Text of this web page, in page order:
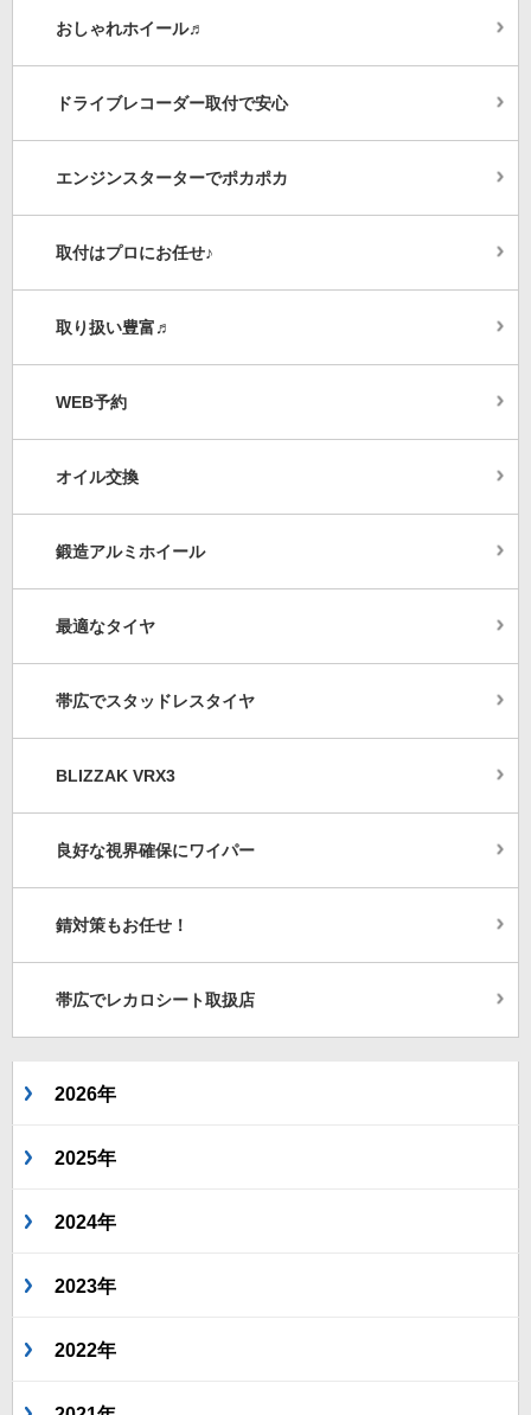
おしゃれホイール♬
ドライブレコーダー取付で安心
エンジンスターターでポカポカ
取付はプロにお任せ♪
取り扱い豊富♬
WEB予約
オイル交換
鍛造アルミホイール
最適なタイヤ
帯広でスタッドレスタイヤ
BLIZZAK VRX3
良好な視界確保にワイパー
錆対策もお任せ！
帯広でレカロシート取扱店
2026年
2025年
2024年
2023年
2022年